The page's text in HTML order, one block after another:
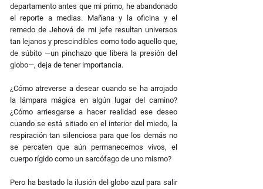
departamento antes que mi primo, he abandonado
el reporte a medias. Mañana y la oﬁcina y el
remedo de Jehová de mi jefe resultan universos
tan lejanos y prescindibles como todo aquello que,
de súbito —un pinchazo que libera la presión del
globo—, deja de tener importancia.
¿Cómo atreverse a desear cuando se ha arrojado
la lámpara mágica en algún lugar del camino?
¿Cómo arriesgarse a hacer realidad ese deseo
cuando se está sitiado en el interior del miedo, la
respiración tan silenciosa para que los demás no
se percaten que aún permanecemos vivos, el
cuerpo rígido como un sarcófago de uno mismo?
Pero ha bastado la ilusión del globo azul para salir